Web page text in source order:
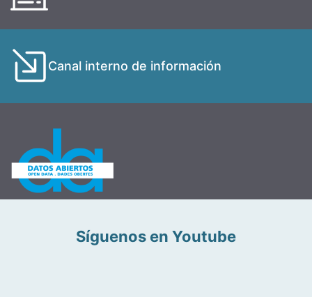
Canal interno de información
Síguenos en Youtube